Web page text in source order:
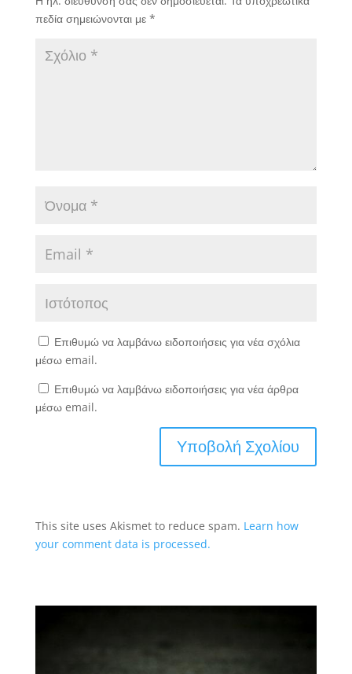
πεδία σημειώνονται με *
Επιθυμώ να λαμβάνω ειδοποιήσεις για νέα σχόλια
μέσω email.
Επιθυμώ να λαμβάνω ειδοποιήσεις για νέα άρθρα
μέσω email.
This site uses Akismet to reduce spam. Learn how
your comment data is processed.